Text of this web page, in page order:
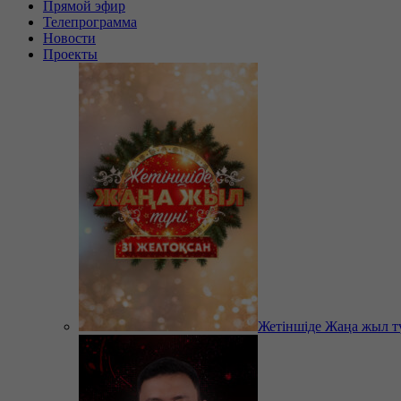
Прямой эфир
Телепрограмма
Новости
Проекты
Жетіншіде Жаңа жыл